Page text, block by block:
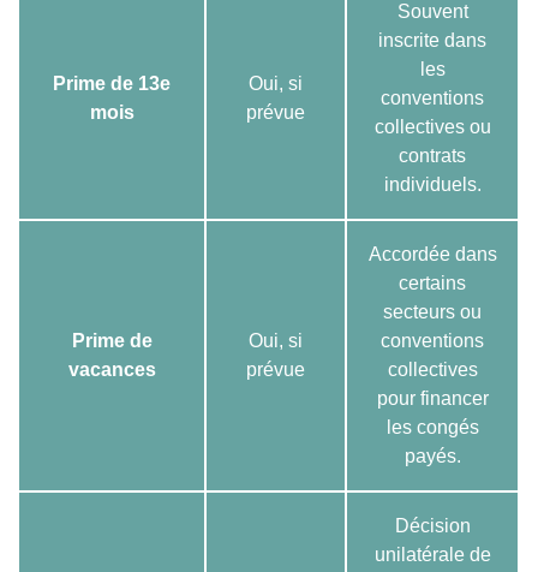
Prime de 13e
mois
Oui, si
prévue
Souvent
inscrite dans
les
conventions
collectives ou
contrats
individuels.
Prime de
vacances
Oui, si
prévue
Accordée dans
certains
secteurs ou
conventions
collectives
pour financer
les congés
payés.
Décision
unilatérale de